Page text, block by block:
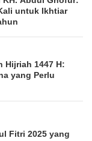
untuk Ikhtiar
Hijriah 1447 H:
yang Perlu
Fitri 2025 yang